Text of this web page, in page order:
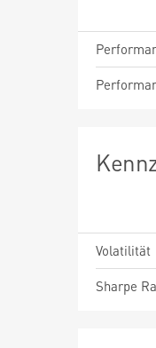
Volatilität
Sharpe